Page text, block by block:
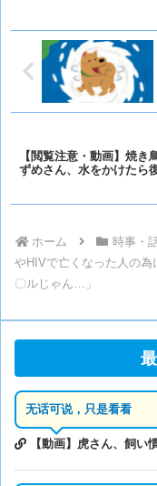
【閲覧注意・動画】焼き
ずめさん、水をかけたら
ホーム 時事・
やHIVで亡くなった人の
〇ルじゃん…」
无话可说，只是看看
【動画】虎さん、飼い